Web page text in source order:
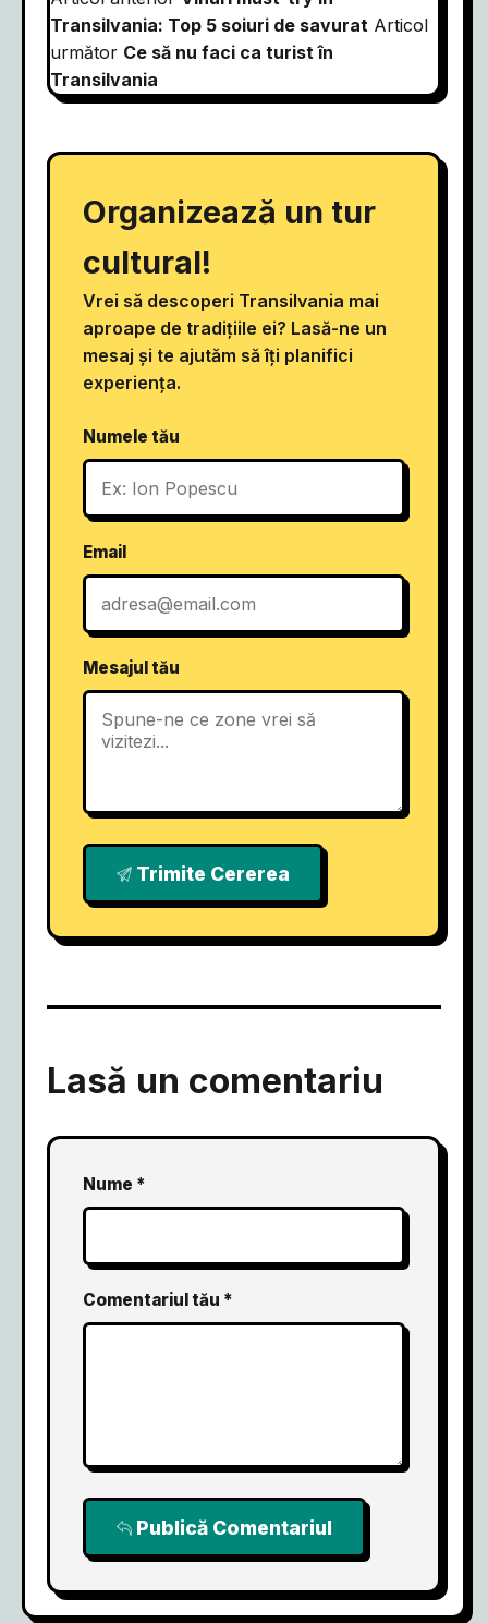
Transilvania: Top 5 soiuri de savurat Articol
următor Ce să nu faci ca turist în
Transilvania
Organizează un tur
cultural!
Vrei să descoperi Transilvania mai
aproape de tradițiile ei? Lasă-ne un
mesaj și te ajutăm să îți planifici
experiența.
Numele tău
Email
Mesajul tău
Trimite Cererea
Lasă un comentariu
Nume *
Comentariul tău *
Publică Comentariul